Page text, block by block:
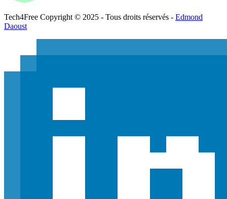
Tech4Free Copyright © 2025 - Tous droits réservés - Edmond
Daoust